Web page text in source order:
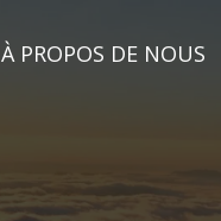
À PROPOS DE NOUS